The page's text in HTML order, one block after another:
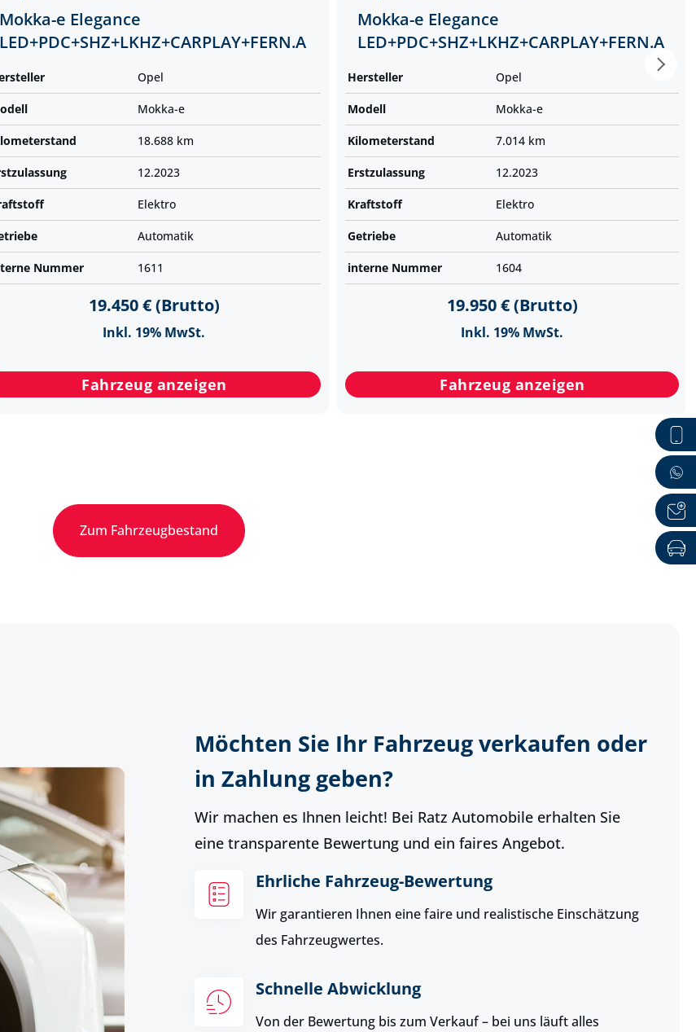
Mokka-e Elegance
LED+PDC+SHZ+LKHZ+CARPLAY+FERN.A
Opel
Mokka-e
18.688 km
12.2023
Elektro
Automatik
Nummer 1611
19.450 € (Brutto)
Inkl. 19% MwSt.
Fahrzeug anzeigen
Mokka-e Elegance
LED+PDC+SHZ+LKHZ+CARPLAY+FERN.A
Hersteller Opel
Modell Mokka-e
Kilometer­stand 7.014 km
Erst­zulassung 12.2023
Kraftstoff Elektro
Getriebe Automatik
interne Nummer 1604
19.950 € (Brutto)
Inkl. 19% MwSt.
Fahrzeug anzeigen
Zum Fahrzeugbestand
Möchten Sie Ihr Fahrzeug verkaufen oder
in Zahlung geben?
Wir machen es Ihnen leicht! Bei Ratz Automobile erhalten Sie
eine transparente Bewertung und ein faires Angebot.
Ehrliche Fahrzeug-Bewertung
Wir garantieren Ihnen eine faire und realistische Einschätzung
des Fahrzeugwertes.
Schnelle Abwicklung
Von der Bewertung bis zum Verkauf – bei uns läuft alles